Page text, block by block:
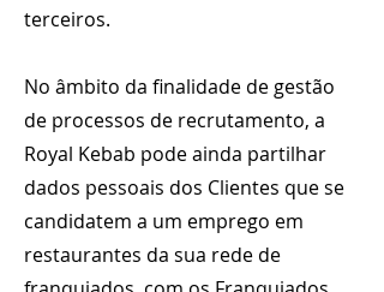
terceiros.
No âmbito da finalidade de gestão
de processos de recrutamento, a
Royal Kebab pode ainda partilhar
dados pessoais dos Clientes que se
candidatem a um emprego em
restaurantes da sua rede de